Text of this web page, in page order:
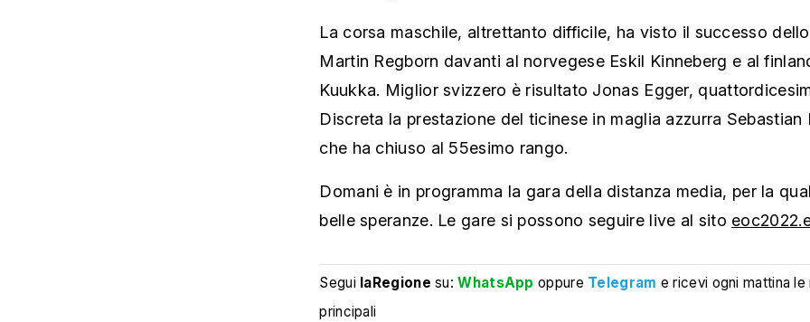
La corsa maschile, altrettanto difficile, ha visto il successo
Martin Regborn davanti al norvegese Eskil Kinneberg e al
Kuukka. Miglior svizzero è risultato Jonas Egger,
Discreta la prestazione del ticinese in maglia azzurra Sebastian
che ha chiuso al 55esimo rango.
Domani è in programma la gara della distanza media, per la
belle speranze. Le gare si possono seguire live al sito
Segui laRegione su:WhatsApp oppure Telegram e ricevi ogni mattina le
principali